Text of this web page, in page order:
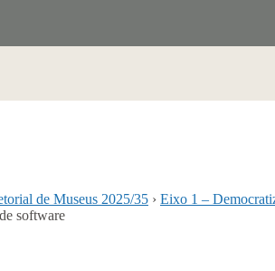
de Museus 2025/35 › Eixo 1 –
software